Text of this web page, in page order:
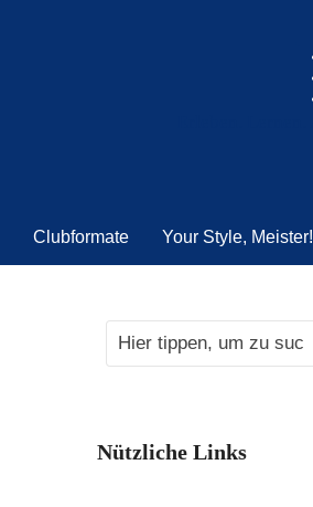
Clubformate Your Style, Meister!
Nützliche Links